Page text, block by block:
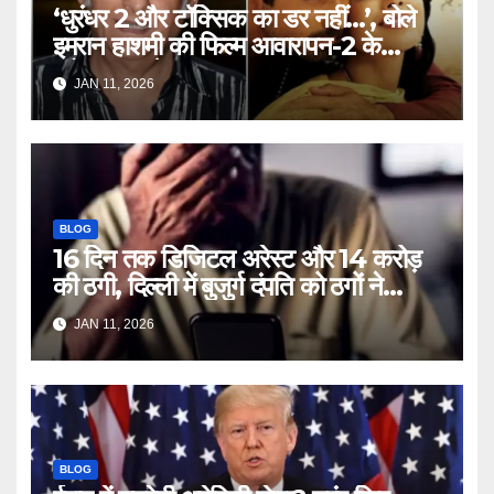
‘धुरंधर 2 और टॉक्सिक का डर नहीं…’, बोले
इमरान हाशमी की फिल्म आवारापन-2 के
प्रोड्यूसर मुकेश भट्ट – Mukesh
Bhatt on Emraan Hashmi
Awarapan 2 delay release
date tmovg
JAN 11, 2026
BLOG
16 दिन तक डिजिटल अरेस्ट और 14 करोड़
की ठगी, दिल्ली में बुजुर्ग दंपति को ठगों ने
लगाया चूना – Delhi Cyber Fraud
elderly couple digital arrest
duped crores ntc rttm
JAN 11, 2026
BLOG